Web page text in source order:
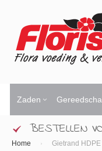
de
inhoud
Zaden
BESTELLEN
Home Gietrand